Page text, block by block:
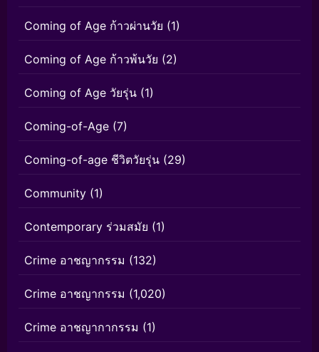
Coming of Age ก้าวผ่านวัย (1)
Coming of Age ก้าวพ้นวัย (2)
Coming of Age วัยรุ่น (1)
Coming-of-Age (7)
Coming-of-age ชีวิตวัยรุ่น (29)
Community (1)
Contemporary ร่วมสมัย (1)
Crime อาชญากรรม (132)
Crime อาชญากรรม (1,020)
Crime อาชญากากรรม (1)